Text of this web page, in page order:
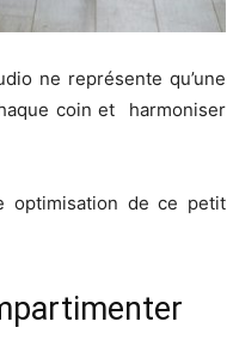
ne représente qu’une
coin et
harmoniser
optimisation de ce petit